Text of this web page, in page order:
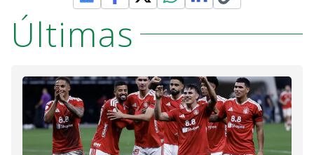
Últimas